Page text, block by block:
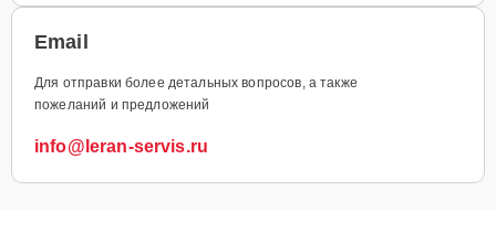
Email
Для отправки более детальных вопросов, а также
пожеланий и предложений
info@leran-servis.ru